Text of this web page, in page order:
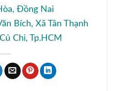
Đồng Nai
Bích, Xã Tân Thạnh
Chi, Tp.HCM